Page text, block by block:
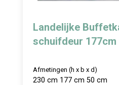
Landelijke
schuifdeur
Afmetingen (h x b x d)
230 cm 177 cm 50 cm